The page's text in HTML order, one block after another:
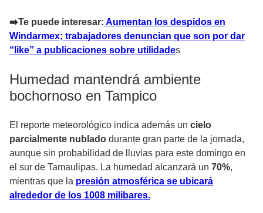
➡️Te puede interesar: Aumentan los despidos en
Windarmex; trabajadores denuncian que son por dar
“like” a publicaciones sobre utilidades
Humedad mantendrá ambiente
bochornoso en Tampico
El reporte meteorológico indica además un cielo
parcialmente nublado durante gran parte de la jornada,
aunque sin probabilidad de lluvias para este domingo en
el sur de Tamaulipas. La humedad alcanzará un 70%,
mientras que la presión atmosférica se ubicará
alrededor de los 1008 milibares.